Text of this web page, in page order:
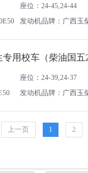
座位：24-45,24-44
发动机品牌：广西玉
用校车（柴油国五
座位：24-39,24-37
发动机品牌：广西玉
上一页 1 2